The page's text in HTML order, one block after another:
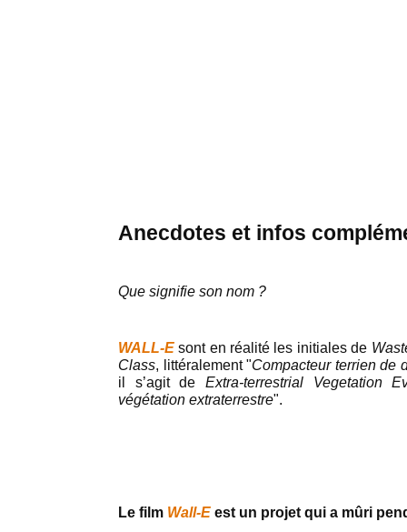
Anecdotes et infos
Que signifie son nom ?
WALL-E sont en réalité les initiales de
Class, littéralement "Compacteur terrien de
il s’agit de Extra-terrestrial Vegetation
végétation extraterrestre".
Le film Wall-E est un projet qui a mûri